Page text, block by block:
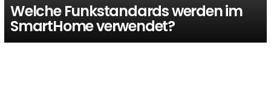
Welche Funkstandards werden im
SmartHome verwendet?